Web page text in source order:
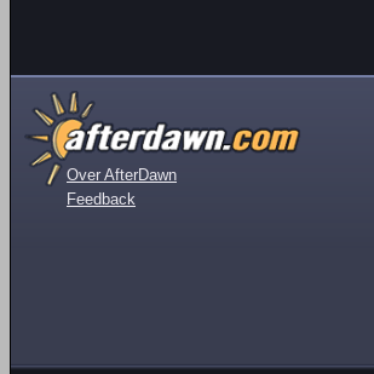
Over AfterDawn
Feedback